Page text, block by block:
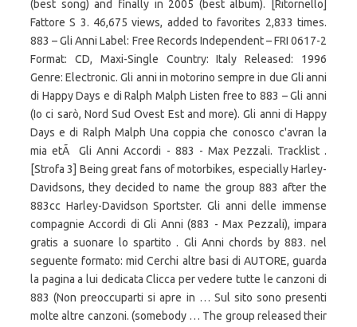
(best song) and finally in 2005 (best album). [Ritornello]
Fattore S 3. 46,675 views, added to favorites 2,833 times.
883 ‎– Gli Anni Label: Free Records Independent ‎– FRI 0617-2
Format: CD, Maxi-Single Country: Italy Released: 1996
Genre: Electronic. Gli anni in motorino sempre in due Gli anni
di Happy Days e di Ralph Malph Listen free to 883 – Gli anni
(Io ci sarò, Nord Sud Ovest Est and more). Gli anni di Happy
Days e di Ralph Malph Una coppia che conosco c'avran la
mia etÃ Gli Anni Accordi - 883 - Max Pezzali. Tracklist .
[Strofa 3] Being great fans of motorbikes, especially Harley-
Davidsons, they decided to name the group 883 after the
883cc Harley-Davidson Sportster. Gli anni delle immense
compagnie Accordi di Gli Anni (883 - Max Pezzali), impara
gratis a suonare lo spartito . Gli Anni chords by 883. nel
seguente formato: mid Cerchi altre basi di AUTORE, guarda
la pagina a lui dedicata Clicca per vedere tutte le canzoni di
883 (Non preoccuparti si apre in … Sul sito sono presenti
molte altre canzoni. (somebody … The group released their